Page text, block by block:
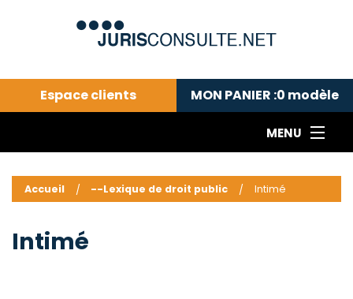
Espace clients MON PANIER :0 modèle
MENU
---Actualités du droit public---
Droit pénal---
Accueil --Lexique de droit public Intimé
Intimé